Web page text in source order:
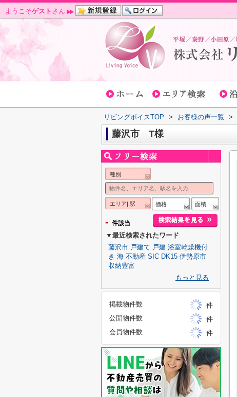
ようこそゲスト さん
リビングボイスTOP > お客様の声一覧 >
藤沢市 T様
種別
エリア| 駅 価格 面積
- 件該当
▼最近検索されたワード
藤沢市 戸建て 戸建 浴室乾燥機付
き 海 不動産 SIC DK15 伊勢原市
収納豊富
もっと見る
掲載物件数
件
公開物件数
件
会員物件数
件